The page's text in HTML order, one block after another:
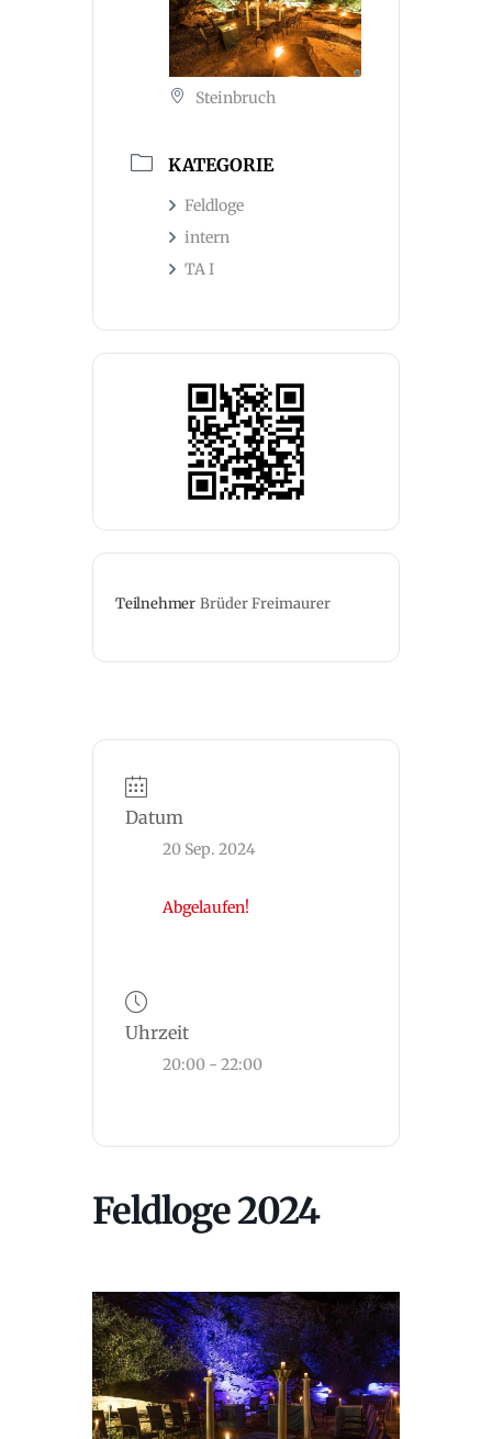
Steinbruch
KATEGORIE
Feldloge
intern
TA I
Teilnehmer Brüder Freimaurer
Datum
20 Sep. 2024
Abgelaufen!
Uhrzeit
20:00 - 22:00
Feldloge 2024